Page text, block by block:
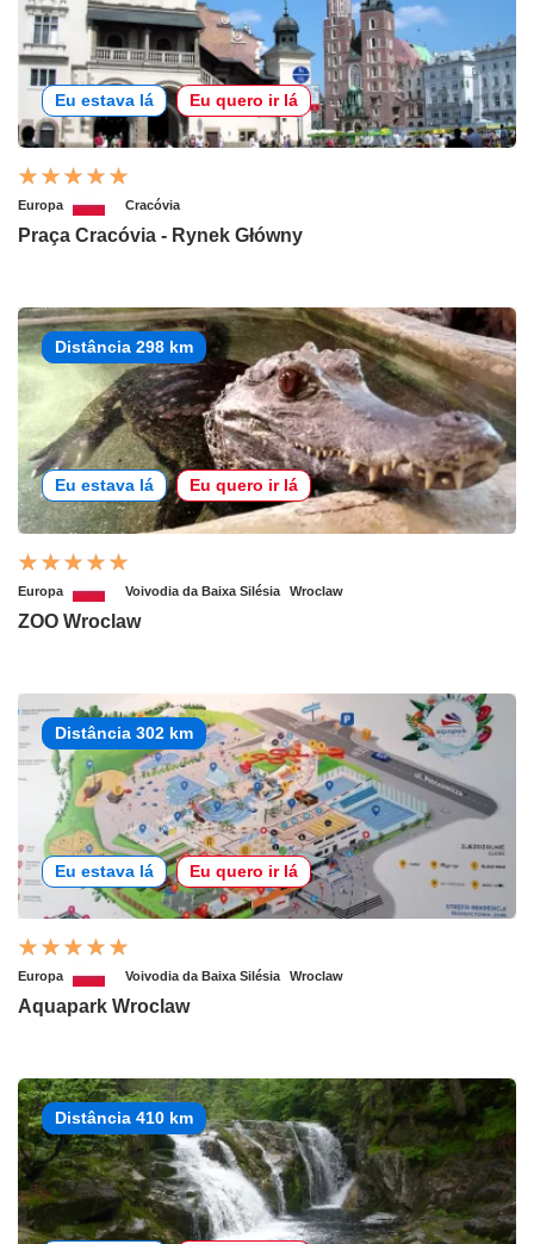
Eu estava lá Eu quero ir lá
Europa Cracóvia
Praça Cracóvia - Rynek Główny
Distância 298 km
Eu estava lá Eu quero ir lá
Europa Voivodia da Baixa Silésia Wroclaw
ZOO Wroclaw
Distância 302 km
Eu estava lá Eu quero ir lá
Europa Voivodia da Baixa Silésia Wroclaw
Aquapark Wroclaw
Distância 410 km